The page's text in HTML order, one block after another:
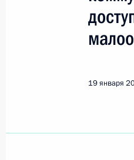
Начало
19 января